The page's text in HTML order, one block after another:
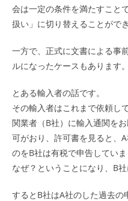
会は一定の条件を満たすこと
扱い」に切り替えることができ
一方で、正式に文書による事
ルになったケースもあります。
とある輸入者の話です。
その輸入者はこれまで依頼し
関業者（B社）に輸入通関を
可がおり、許可書を見ると、
のをB社は有税で申告してい
なぜ？ということになり、B社
するとB社はA社のした過去の